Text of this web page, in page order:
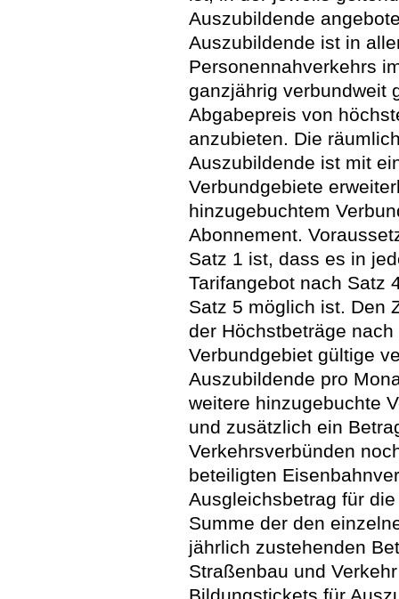
Auszubildende
Auszubildende ist in
Personennahverkehrs
ganzjährig verbundweit
Abgabepreis von
anzubieten. Die
Auszubildende ist mit
Verbundgebiete
hinzugebuchtem
Abonnement.
Satz 1 ist, dass es in
Tarifangebot nach Satz
Satz 5 möglich ist. Den
der Höchstbeträge
Verbundgebiet gültige
Auszubildende pro
weitere hinzugebuchte
und zusätzlich ein
Verkehrsverbünden
beteiligten
Ausgleichsbetrag für
Summe der den
jährlich zustehenden
Straßenbau und